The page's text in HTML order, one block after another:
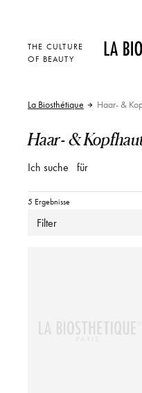
THE CULTURE
OF BEAUTY
La Biosthétique Haar- &
Haar- &
Ich suche für
5 Ergebnisse
Filter